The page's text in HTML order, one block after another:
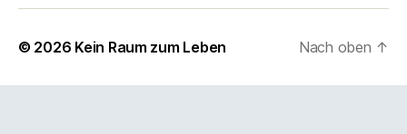
© 2026 Kein Raum zum Leben Nach oben ↑